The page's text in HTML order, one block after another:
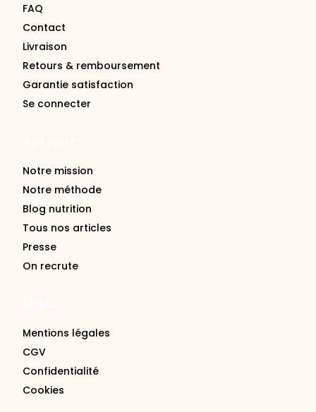
FAQ
Contact
Livraison
Retours & remboursement
Garantie satisfaction
Se connecter
Notre mission
Notre méthode
Blog nutrition
Tous nos articles
Presse
On recrute
Mentions légales
CGV
Confidentialité
Cookies